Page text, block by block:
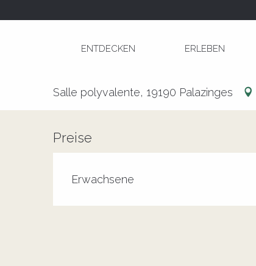
ENTDECKEN ERLEBEN
Salle polyvalente, 19190 Palazinges
Preise
Erwachsene